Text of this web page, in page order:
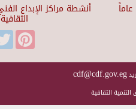
أنشطة مراكز الإبداع
الثقافية
TwitterPinterest
متحف ومركز إبداع نجيب محفوظ ١١٤ عاماً
cdf@cdf.gov.eg
الثقافية